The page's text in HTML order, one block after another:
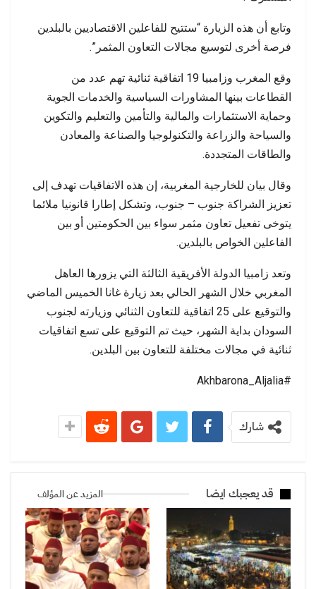
وتابع أن هذه الزيارة “ستتيح للفاعلين الاقتصاديين بالبلدين
فرصة أخرى لتوسيع مجالات التعاون المثمر”.
وقع المغرب وزامبيا 19 اتفاقية ثنائية تهم عدد من
القطاعات بينها المشاورات السياسية والخدمات الجوية
وحماية الاستثمارات والمالية والتأمين والتعليم والتكوين
والسياحة والزراعة والتكنولوجيا والصناعة والمعادن
والطاقات المتجددة.
وقال بيان للخارجية المغربية، إن هذه الاتفاقيات تهدف إلى
تعزيز الشراكة جنوب – جنوب، وتشكل إطارا قانونيا ملائما
يتوخى تفعيل تعاون مثمر سواء بين الحكومتين أو بين
الفاعلين الخواص بالبلدين.
وتعد زامبيا الدولة الأفريقية الثالثة التي يزورها العاهل
المغربي خلال الشهر الحالي بعد زيارة غانا الخميس الماضي
والتوقيع على 25 اتفاقية للتعاون الثنائي وزيارته لجنوب
السودان بداية الشهر، حيث تم التوقيع على تسع اتفاقيات
ثنائية في مجالات مختلفة للتعاون بين البلدين.
#Akhbarona_Aljalia
شارك
قد يعجبك ايضا المزيد عن المؤلف